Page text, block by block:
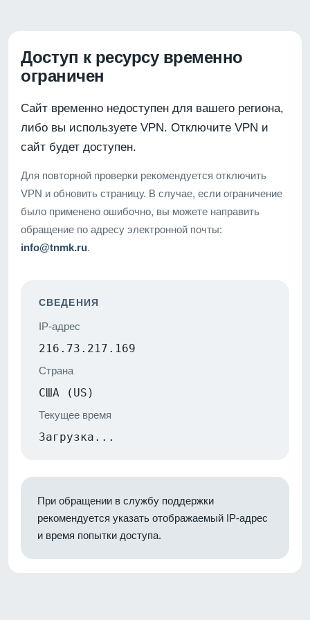
Доступ к ресурсу временно
ограничен
Сайт временно недоступен для вашего региона,
либо вы используете VPN. Отключите VPN и
сайт будет доступен.
Для повторной проверки рекомендуется отключить
VPN и обновить страницу. В случае, если ограничение
было применено ошибочно, вы можете направить
обращение по адресу электронной почты:
info@tnmk.ru.
СВЕДЕНИЯ
IP-адрес
216.73.217.169
Страна
США (US)
Текущее время
Загрузка...
При обращении в службу поддержки
рекомендуется указать отображаемый IP-адрес
и время попытки доступа.